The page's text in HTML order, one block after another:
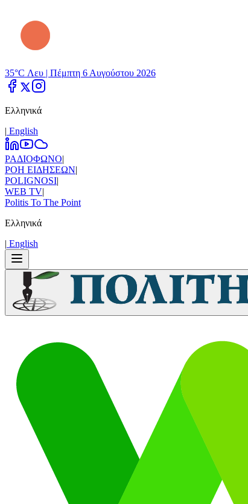
35°C Λευ | Πέμπτη 6 Αυγούστου 2026
Ελληνικά
| Εnglish
ΡΑΔΙΟΦΩΝΟ|
ΡΟΗ ΕΙΔΗΣΕΩΝ|
POLIGNOSI|
WEB TV|
Politis To The Point
Ελληνικά
| Εnglish